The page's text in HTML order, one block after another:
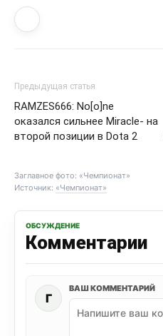
Предыдущая статья
RAMZES666: No[o]ne
оказался сильнее Miracle- на
второй позиции в Dota 2
Заглавное фото: «Чемпионат»
Источник: «Чемпионат»
ОБСУЖДЕНИЕ
Комментарии
Г
ВАШ КОММЕНТАРИЙ